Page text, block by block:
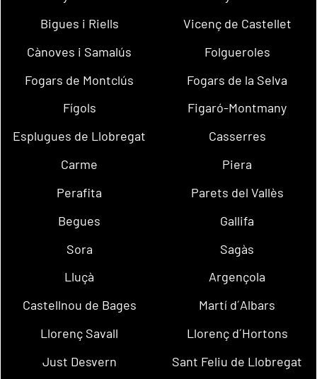
Bigues i Riells
Vicenç de Castellet
Cànoves i Samalús
Folgueroles
Fogars de Montclús
Fogars de la Selva
Fígols
Figaró-Montmany
Esplugues de Llobregat
Casserres
Carme
Piera
Perafita
Parets del Vallès
Begues
Gallifa
Sora
Sagàs
Lluçà
Argençola
Castellnou de Bages
Martí d´Albars
Llorenç Savall
Llorenç d´Hortons
Just Desvern
Sant Feliu de Llobregat